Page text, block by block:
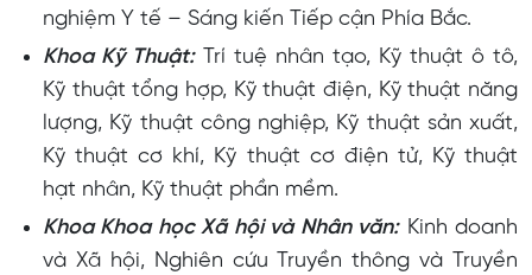
nghiệm Y tế – Sáng kiến ​​Tiếp cận Phía Bắc.
Khoa Kỹ Thuật:Trí tuệ nhân tạo, Kỹ thuật ô tô,
Kỹ thuật tổng hợp, Kỹ thuật điện, Kỹ thuật năng
lượng, Kỹ thuật công nghiệp, Kỹ thuật sản xuất,
Kỹ thuật cơ khí, Kỹ thuật cơ điện tử, Kỹ thuật
hạt nhân, Kỹ thuật phần mềm.
Khoa Khoa học Xã hội và Nhân văn:Kinh doanh
và Xã hội, Nghiên cứu Truyền thông và Truyền